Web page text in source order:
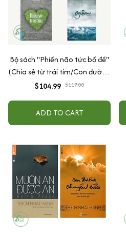
Bộ sách "Phiền não tức bồ đề"
(Chia sẻ từ trái tim/Con đường
chuyển hóa/Hiểu về trái
$104.99 $117.00
ADD TO CART